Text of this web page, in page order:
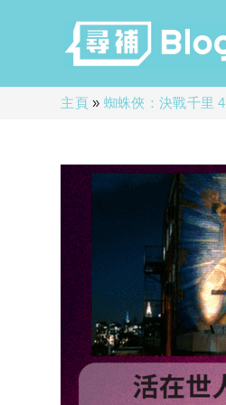
主頁» 蜘蛛俠：決戰千里 4